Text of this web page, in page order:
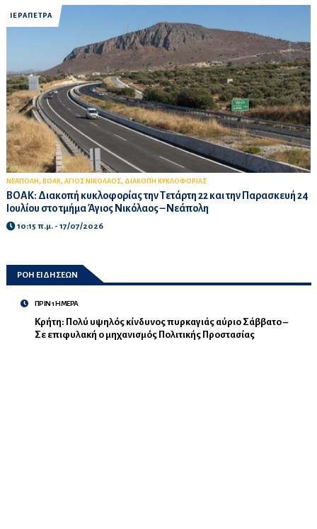
ΙΕΡΑΠΕΤΡΑ
ΝΕΑΠΟΛΗ , ΒΟΑΚ, ΑΓΙΟΣ ΝΙΚΟΛΑΟΣ, ΔΙΑΚΟΠΗ ΚΥΚΛΟΦΟΡΙΑΣ
ΒΟΑΚ: Διακοπή κυκλοφορίας την Τετάρτη 22 και την Παρασκευή 24
Ιουλίου στο τμήμα Άγιος Νικόλαος – Νεάπολη
10:15 π.μ. - 17/07/2026
ΡΟΗ ΕΙΔΗΣΕΩΝ
ΠΡΙΝ 1 ΗΜΕΡΑ
Κρήτη: Πολύ υψηλός κίνδυνος πυρκαγιάς αύριο Σάββατο –
Σε επιφυλακή ο μηχανισμός Πολιτικής Προστασίας